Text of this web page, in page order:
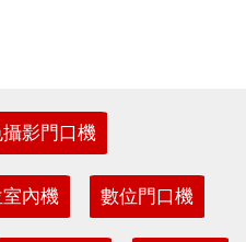
影門口機
內機 數位門口機